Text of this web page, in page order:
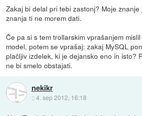
Zakaj bi delal pri tebi zastonj? Moje
znanja ti ne morem dati.
Če pa si s tem trollarskim vprašanjem
model, potem se vprašaj: zakaj MySQL
plačljiv izdelek, ki je dejansko eno in isto?
ne bi smelo obstajati.
nekikr
::4. sep 2012, 16:18